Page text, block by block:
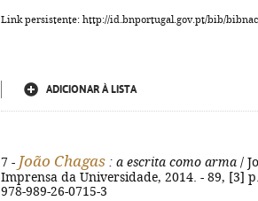
Link persistente: http://id.bnportugal.gov.pt/bib/
ADICIONAR À LISTA
7 - João Chagas : a escrita como arma /
Imprensa da Universidade, 2014. - 89, [3]
978-989-26-0715-3